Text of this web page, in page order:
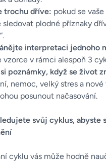
trochu dříve: pokud se
plodné příznaky
interpretaci jednoho
vzorce v rámci alespoň 3
poznámky, když se život
nemoc, velký stres a
posunout načasování.
svůj cyklus, abyste
cyklu vás může hodně